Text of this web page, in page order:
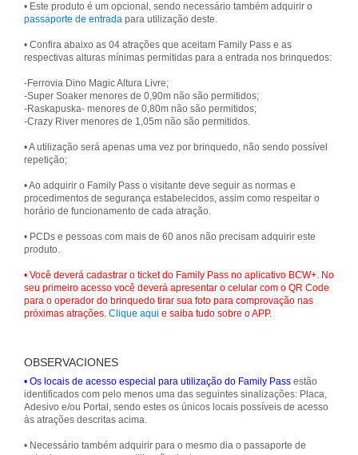
• Este produto é um opcional, sendo necessário também adquirir o
passaporte de entrada para utilização deste.
• Confira abaixo as 04 atrações que aceitam Family Pass e as
respectivas alturas mínimas permitidas para a entrada nos brinquedos:
-Ferrovia Dino Magic Altura Livre;
-Super Soaker menores de 0,90m não são permitidos;
-Raskapuska- menores de 0,80m não são permitidos;
-Crazy River menores de 1,05m não são permitidos.
• A utilização será apenas uma vez por brinquedo, não sendo possível
repetição;
• Ao adquirir o Family Pass o visitante deve seguir as normas e
procedimentos de segurança estabelecidos, assim como respeitar o
horário de funcionamento de cada atração.
• PCDs e pessoas com mais de 60 anos não precisam adquirir este
produto.
• Você deverá cadastrar o ticket do Family Pass no aplicativo BCW+. No
seu primeiro acesso você deverá apresentar o celular com o QR Code
para o operador do brinquedo tirar sua foto para comprovação nas
próximas atrações. Clique aqui e saiba tudo sobre o APP.
OBSERVACIONES
• Os locais de acesso especial para utilização do Family Pass estão
identificados com pelo menos uma das seguintes sinalizações: Placa,
Adesivo e/ou Portal, sendo estes os únicos locais possíveis de acesso
às atrações descritas acima.
• Necessário também adquirir para o mesmo dia o passaporte de